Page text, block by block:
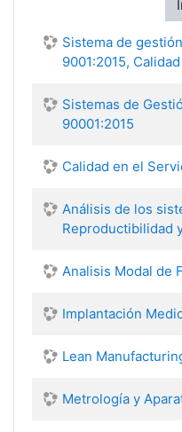
Sistema de
9001:2015,
Sistemas de
90001:2015
Calidad en el
Análisis de los
Reproductibilidad
Analisis Modal de
Implantación
Lean
Metrología y